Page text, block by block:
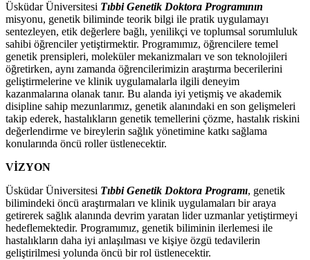
Üsküdar Üniversitesi Tıbbi Genetik Doktora Programının
misyonu, genetik biliminde teorik bilgi ile pratik uygulamayı
sentezleyen, etik değerlere bağlı, yenilikçi ve toplumsal sorumluluk
sahibi öğrenciler yetiştirmektir. Programımız, öğrencilere temel
genetik prensipleri, moleküler mekanizmaları ve son teknolojileri
öğretirken, aynı zamanda öğrencilerimizin araştırma becerilerini
geliştirmelerine ve klinik uygulamalarla ilgili deneyim
kazanmalarına olanak tanır. Bu alanda iyi yetişmiş ve akademik
disipline sahip mezunlarımız, genetik alanındaki en son gelişmeleri
takip ederek, hastalıkların genetik temellerini çözme, hastalık riskini
değerlendirme ve bireylerin sağlık yönetimine katkı sağlama
konularında öncü roller üstlenecektir.
VİZYON
Üsküdar Üniversitesi Tıbbi Genetik Doktora Programı, genetik
bilimindeki öncü araştırmaları ve klinik uygulamaları bir araya
getirerek sağlık alanında devrim yaratan lider uzmanlar yetiştirmeyi
hedeflemektedir. Programımız, genetik biliminin ilerlemesi ile
hastalıkların daha iyi anlaşılması ve kişiye özgü tedavilerin
geliştirilmesi yolunda öncü bir rol üstlenecektir.